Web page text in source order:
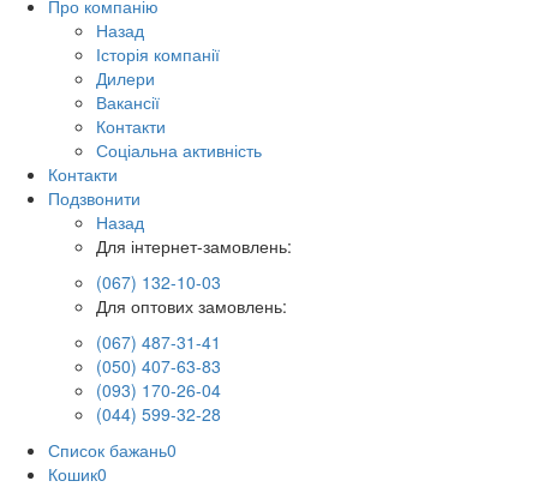
Про компанію
Назад
Історія компанії
Дилери
Вакансії
Контакти
Соціальна активність
Контакти
Подзвонити
Назад
Для інтернет-замовлень:
(067) 132-10-03
Для оптових замовлень:
(067) 487-31-41
(050) 407-63-83
(093) 170-26-04
(044) 599-32-28
Список бажань0
Кошик0